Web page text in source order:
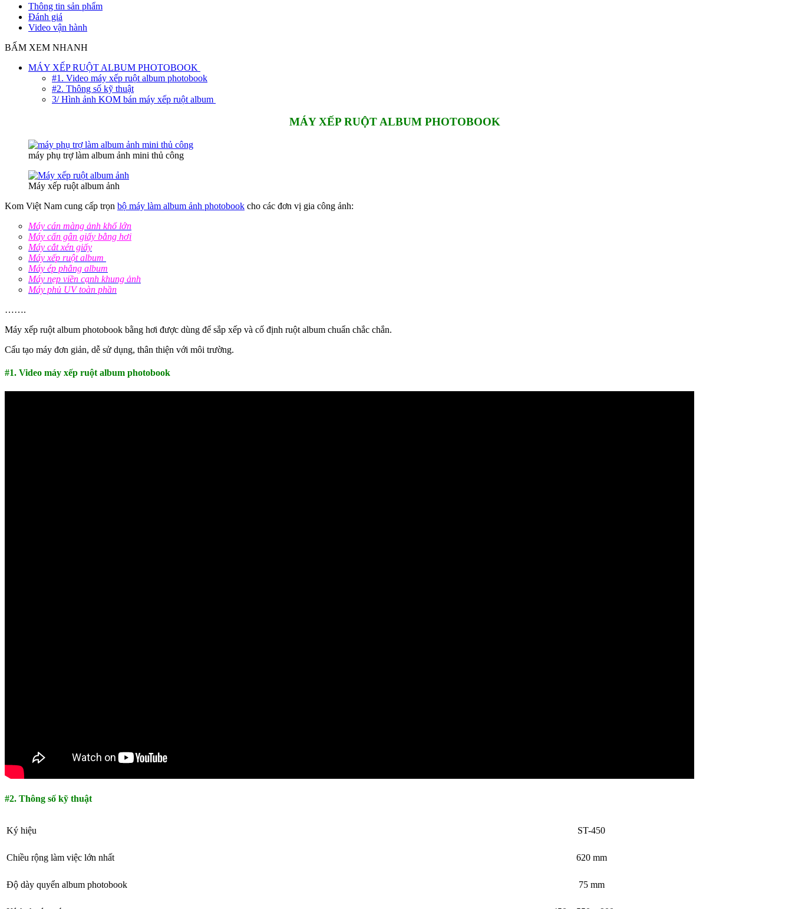
Thông tin sản phẩm
Đánh giá
Video vận hành
BẤM XEM NHANH
MÁY XẾP RUỘT ALBUM PHOTOBOOK
#1. Video máy xếp ruột album photobook
#2. Thông số kỹ thuật
3/ Hình ảnh KOM bán máy xếp ruột album
MÁY XẾP RUỘT ALBUM PHOTOBOOK
máy phụ trợ làm album ảnh mini thủ công
Máy xếp ruột album ảnh
Kom Việt Nam cung cấp trọn bộ máy làm album ảnh photobook cho các đơn vị gia công ảnh:
Máy cán màng ảnh khổ lớn
Máy cấn gân giấy bằng hơi
Máy cắt xén giấy
Máy xếp ruột album
Máy ép phẳng album
Máy nẹp viền cạnh khung ảnh
Máy phủ UV toàn phần
…….
Máy xếp ruột album photobook bằng hơi được dùng để sắp xếp và cố định ruột album chuẩn chắc chắn.
Cấu tạo máy đơn giản, dễ sử dụng, thân thiện với môi trường.
#1. Video máy xếp ruột album photobook
#2. Thông số kỹ thuật
Ký hiệu ST-450
Chiều rộng làm việc lớn nhất 620 mm
Độ dày quyển album photobook 75 mm